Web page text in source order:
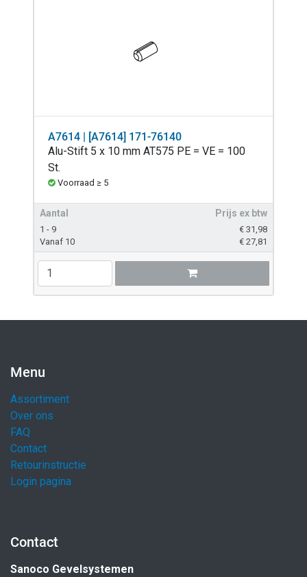
A7614 | [A7614] 171-76140
Alu-Stift 5 x 10 mm AT575 PE = VE = 100
St.
Voorraad ≥ 5
Aantal Prijs ex btw
1 - 9 € 31,98
Vanaf 10
€ 27,81
Menu
Assortiment
Over ons
FAQ
Contact
Retourinstructie
Login pagina
Contact
Sanoco Gevelsystemen